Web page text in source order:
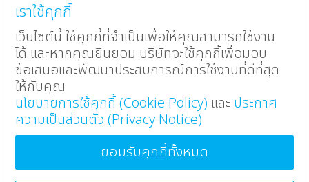
แบบประกันออนไลน์
ประกันทั้งหมด
ประกันสะสมทรัพย์
ประกันสุขภาพ
ประกันบำนาญ
ประกันโรคร้าย
โปรโมชัน
บทความ
วางแผนภาษี
ติดต่อเรา
เราใช้คุกกี้
เว็บไซต์นี้ ใช้คุกกี้ที่จำเป็นเพื่อให้คุณสามารถใช้งาน
ได้ และหากคุณยินยอม บริษัทจะใช้คุกกี้เพื่อมอบ
ข้อเสนอและพัฒนาประสบการณ์การใช้งานที่ดีที่สุด
ให้กับคุณ
นโยบายการใช้คุกกี้ (Cookie Policy) และ ประกาศ
ความเป็นส่วนตัว (Privacy Notice)
ยอมรับคุกกี้ทั้งหมด